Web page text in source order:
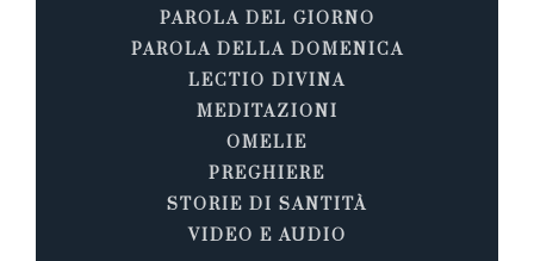
PAROLA DEL GIORNO
PAROLA DELLA DOMENICA
LECTIO DIVINA
MEDITAZIONI
OMELIE
PREGHIERE
STORIE DI SANTITÀ
VIDEO E AUDIO